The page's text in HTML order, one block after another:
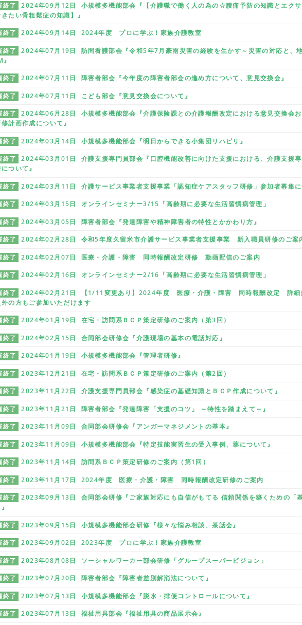
終了
2024年09月12日 小規模多機能部会『【介護職で働く人の為の☆腰痛予防の知識とエクサ
たい骨粗鬆症の知識】』
終了 2024年09月14日 2024年度 プロに学ぶ！家族介護教室
終了
2024年07月19日 訪問看護部会『令和5年7月豪雨災害の経験を生かす～災害の対応と、
終了 2024年07月11日 障害者部会『今年度の障害者部会の進め方について、意見交換会』
終了 2024年07月11日 こども部会『意見交換会について』
終了
2024年06月28日 小規模多機能部会『介護保険課との介護報酬改定における意見交換会
計画作成について』
終了 2024年03月14日 小規模多機能部会『明日からできる小集団リハビリ』
終了
2024年03月01日 介護支援専門員部会『口腔機能改善に向けた支援における、介護支援
ついて』
終了 2024年03月11日 介護サービス事業者支援事業「認知症ケアスタッフ研修」参加者募集に
終了 2024年03月15日 オンラインセミナー3/15「高齢期に必要な生活習慣病管理」
終了 2024年03月05日 障害者部会『発達障害や精神障害者の特性とかかわり方』
終了 2024年02月28日 令和5年度久留米市介護サービス事業者支援事業 新入職員研修のご案
終了 2024年02月07日 医療・介護・障害 同時報酬改定研修 動画配信のご案内
終了 2024年02月16日 オンラインセミナー2/16「高齢期に必要な生活習慣病管理」
終了
2024年02月21日 【1/11変更あり】2024年度 医療・介護・障害 同時報酬改定 詳
の方もご参加いただけます
終了 2024年01月19日 在宅・訪問系ＢＣＰ策定研修のご案内（第3回）
終了 2024年02月15日 合同部会研修会『介護現場の基本の電話対応』
終了 2024年01月19日 小規模多機能部会『管理者研修』
終了 2023年12月21日 在宅・訪問系ＢＣＰ策定研修のご案内（第2回）
終了 2023年11月22日 介護支援専門員部会『感染症の基礎知識とＢＣＰ作成について』
終了 2023年11月21日 障害者部会『発達障害「支援のコツ」 ～特性を踏まえて～』
終了 2023年11月09日 合同部会研修会『アンガーマネジメントの基本』
終了 2023年11月09日 小規模多機能部会『特定技能実習生の受入事例、薬について』
終了 2023年11月14日 訪問系ＢＣＰ策定研修のご案内（第1回）
終了 2023年11月17日 2024年度 医療・介護・障害 同時報酬改定研修のご案内
終了
2023年09月13日 合同部会研修『ご家族対応にも自信がもてる 信頼関係を築くための「
終了 2023年09月15日 小規模多機能部会研修『様々な悩み相談、茶話会』
終了 2023年09月02日 2023年度 プロに学ぶ！家族介護教室
終了 2023年08月08日 ソーシャルワーカー部会研修「グループスーパービジョン」
終了 2023年07月20日 障害者部会『障害者差別解消法について』
終了 2023年07月13日 小規模多機能部会『脱水・排便コントロールについて』
終了 2023年07月13日 福祉用具部会『福祉用具の商品展示会』